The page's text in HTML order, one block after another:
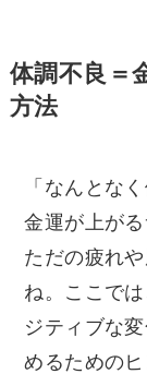
体調不良＝
方法
「なんとな
金運が上が
ただの疲れ
ね。ここで
ジティブな
めるための